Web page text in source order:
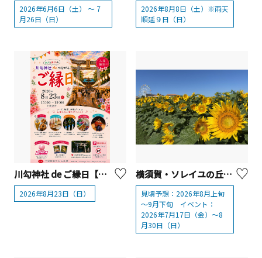
2026年6月6日（土） ～ 7
月26日（日）
2026年8月8日（土）※雨天
順延９日（日）
川勾神社 de ご縁日【二宮町】
2026年8月23日（日）
横須賀・ソレイユの丘「10万本のヒマワリ」
見頃予想：2026年8月上旬
～9月下旬 イベント：
2026年7月17日（金）～8
月30日（日）